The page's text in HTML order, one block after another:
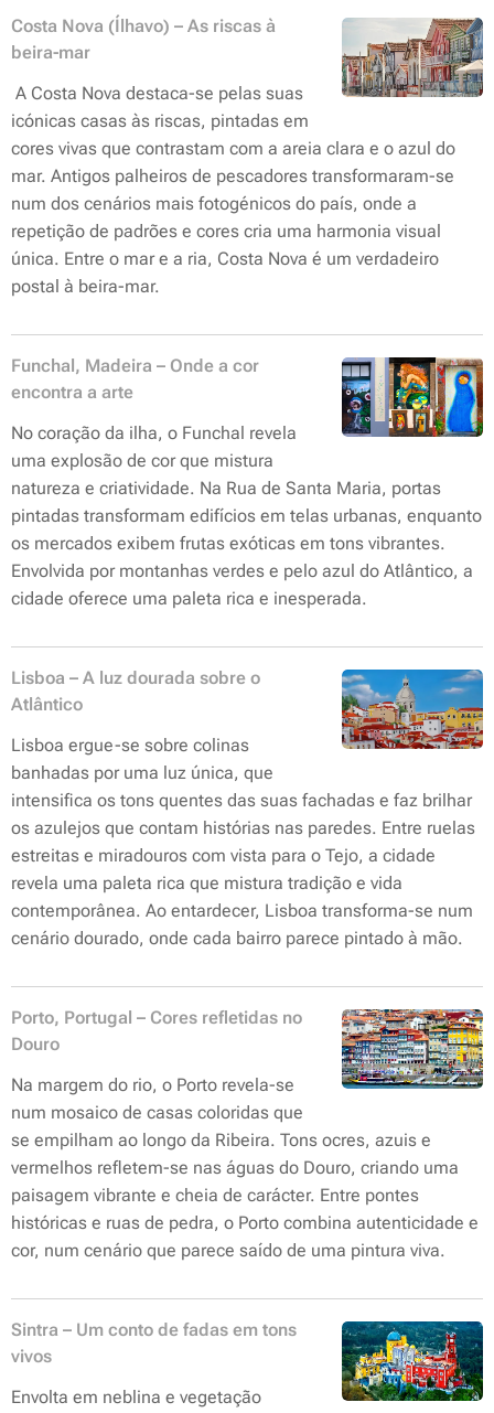
Costa Nova (Ílhavo) – As riscas à
beira-mar
A Costa Nova destaca-se pelas suas
icónicas casas às riscas, pintadas em
cores vivas que contrastam com a areia clara e o azul do
mar. Antigos palheiros de pescadores transformaram-se
num dos cenários mais fotogénicos do país, onde a
repetição de padrões e cores cria uma harmonia visual
única. Entre o mar e a ria, Costa Nova é um verdadeiro
postal à beira-mar.
Funchal, Madeira – Onde a cor
encontra a arte
No coração da ilha, o Funchal revela
uma explosão de cor que mistura
natureza e criatividade. Na Rua de Santa Maria, portas
pintadas transformam edifícios em telas urbanas, enquanto
os mercados exibem frutas exóticas em tons vibrantes.
Envolvida por montanhas verdes e pelo azul do Atlântico, a
cidade oferece uma paleta rica e inesperada.
Lisboa – A luz dourada sobre o
Atlântico
Lisboa ergue-se sobre colinas
banhadas por uma luz única, que
intensifica os tons quentes das suas fachadas e faz brilhar
os azulejos que contam histórias nas paredes. Entre ruelas
estreitas e miradouros com vista para o Tejo, a cidade
revela uma paleta rica que mistura tradição e vida
contemporânea. Ao entardecer, Lisboa transforma-se num
cenário dourado, onde cada bairro parece pintado à mão.
Porto, Portugal – Cores refletidas no
Douro
Na margem do rio, o Porto revela-se
num mosaico de casas coloridas que
se empilham ao longo da Ribeira. Tons ocres, azuis e
vermelhos refletem-se nas águas do Douro, criando uma
paisagem vibrante e cheia de carácter. Entre pontes
históricas e ruas de pedra, o Porto combina autenticidade e
cor, num cenário que parece saído de uma pintura viva.
Sintra – Um conto de fadas em tons
vivos
Envolta em neblina e vegetação